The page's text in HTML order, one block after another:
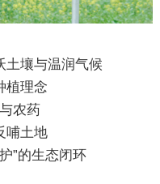
土壤与温润气候
植理念
农药
哺土地
”的生态闭环